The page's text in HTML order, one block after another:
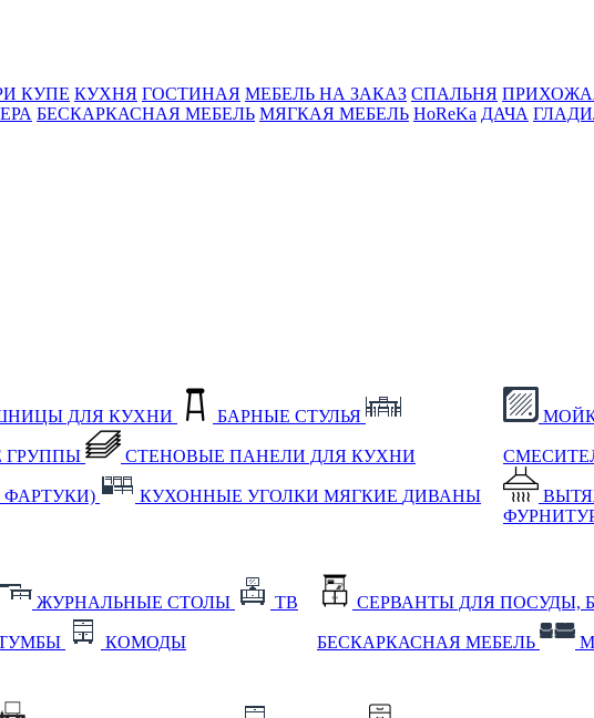
КУПЕ КУХНЯ ГОСТИНАЯ МЕБЕЛЬ НА ЗАКАЗ СПАЛЬНЯ
БЕСКАРКАСНАЯ МЕБЕЛЬ МЯГКАЯ МЕБЕЛЬ HoReKa ДАЧА
ДЛЯ КУХНИ БАРНЫЕ СТУЛЬЯ
ГРУППЫ СТЕНОВЫЕ ПАНЕЛИ ДЛЯ КУХНИ
КУХОННЫЕ УГОЛКИ МЯГКИЕ ДИВАНЫ
ЖУРНАЛЬНЫЕ СТОЛЫ ТВ
КОМОДЫ
СЕРВАНТЫ ДЛЯ ПОСУДЫ,
БЕСКАРКАСНАЯ МЕБЕЛЬ